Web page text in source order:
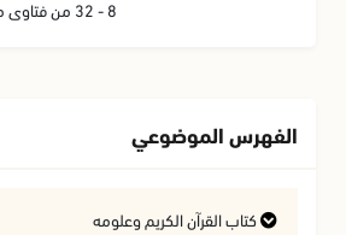
8 - 32 من فتاوى متعلقة بالحديث الشريف
الفهرس الموضوعي
كتاب القرآن الكريم وعلومه